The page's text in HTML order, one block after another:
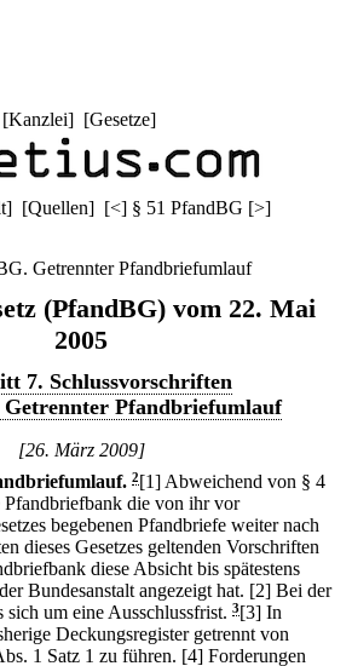
[Kanzlei] [Gesetze]
] [Quellen] [<] § 51 PfandBG [>]
Getrennter Pfandbriefumlauf
(PfandBG) vom 22. Mai
2005
7. Schlussvorschriften
Getrennter Pfandbriefumlauf
[26. März 2009]
2[1] Abweichend von § 4
Pfandbriefbank die von ihr vor
begebenen Pfandbriefe weiter nach
dieses Gesetzes geltenden Vorschriften
diese Absicht bis spätestens
Bundesanstalt angezeigt hat. [2] Bei der
sich um eine Ausschlussfrist. 3[3] In
Deckungsregister getrennt von
1 Satz 1 zu führen. [4] Forderungen